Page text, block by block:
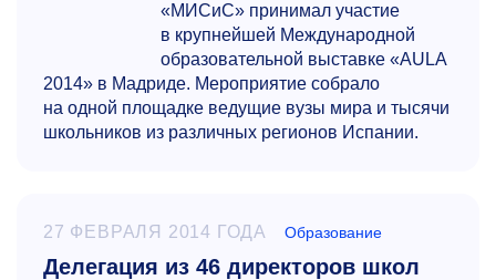
«МИСиС» принимал участие
в крупнейшей Международной
образовательной выставке «AULA
2014» в Мадриде. Мероприятие собрало
на одной площадке ведущие вузы мира и тысячи
школьников из различных регионов Испании.
27 ФЕВРАЛЯ 2014 ГОДА Образование
Делегация из 46 директоров школ